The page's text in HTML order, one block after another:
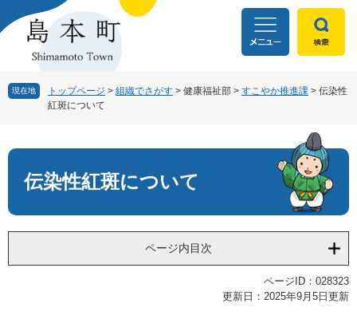
ー
ニ
本
現在地 トップページ > 組織でさがす > 健康福祉部 > すこやか推進課 > 伝染性
紅斑について
文
伝染性紅斑について
ページ内目次
ページID：028323
更新日：2025年9月5日更新